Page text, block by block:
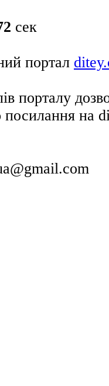
сек
портал
порталу
посилання на